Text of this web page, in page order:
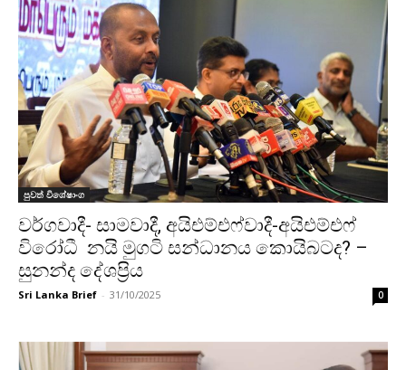
පුවත් විශේෂාංග
වර්ගවාදී- සාමවාදී, අයිඑම්එෆ්වාදී-අයිඑම්එෆ්
විරෝධී නයි මුගටි සන්ධානය කොයිබටද? –
සුනන්ද දේශප්‍රිය
Sri Lanka Brief - 31/10/2025 0